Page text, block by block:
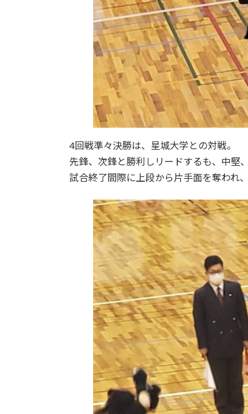
4回戦準々決勝は、星城大学との対戦。
先鋒、次鋒と勝利しリードするも、中堅
試合終了間際に上段から片手面を奪われ